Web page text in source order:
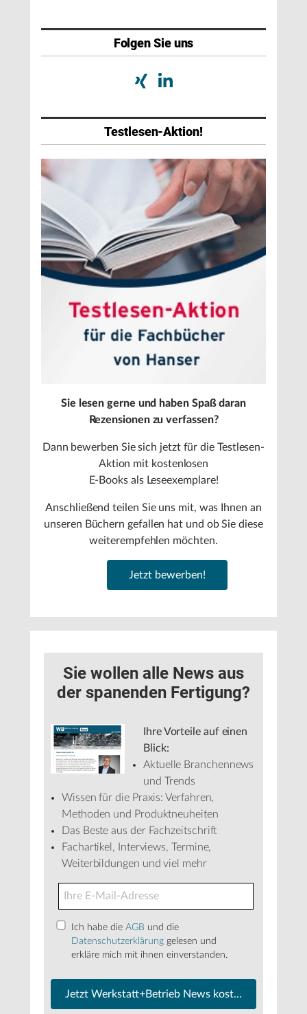
Folgen Sie uns
Testlesen-Aktion!
Sie lesen gerne und haben Spaß daran
Rezensionen zu verfassen?
Dann bewerben Sie sich jetzt für die Testlesen-
Aktion mit kostenlosen
E-Books als Leseexemplare!
Anschließend teilen Sie uns mit, was Ihnen an
unseren Büchern gefallen hat und ob Sie diese
weiterempfehlen möchten.
Jetzt bewerben!
Sie wollen alle News aus
der spanenden Fertigung?
Ihre Vorteile auf einen
Blick:
Aktuelle Branchennews
und Trends
Wissen für die Praxis: Verfahren,
Methoden und Produktneuheiten
Das Beste aus der Fachzeitschrift
Fachartikel, Interviews, Termine,
Weiterbildungen und viel mehr
Ich habe die AGB und die
Datenschutzerklärung gelesen und
erkläre mich mit ihnen einverstanden.
Jetzt Werkstatt+Betrieb News kostenfrei